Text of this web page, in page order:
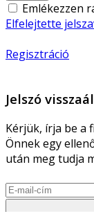
Emlékezzen
Elfelejtette
Regisztráció
Jelszó
Kérjük, írja be a
Önnek egy
után meg tudja